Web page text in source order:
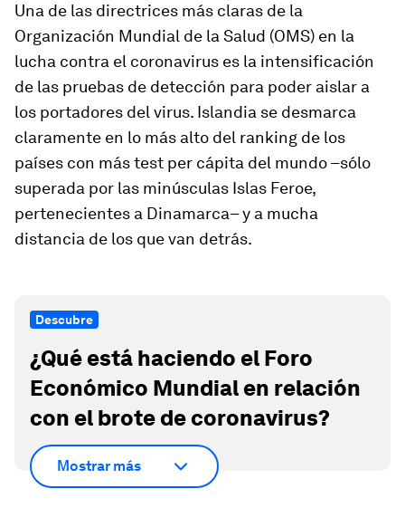
Una de las directrices más claras de la
Organización Mundial de la Salud (OMS) en la
lucha contra el coronavirus es la intensificación
de las pruebas de detección para poder aislar a
los portadores del virus. Islandia se desmarca
claramente en lo más alto del ranking de los
países con más test per cápita del mundo –sólo
superada por las minúsculas Islas Feroe,
pertenecientes a Dinamarca– y a mucha
distancia de los que van detrás.
Descubre
¿Qué está haciendo el Foro
Económico Mundial en relación
con el brote de coronavirus?
Mostrar más